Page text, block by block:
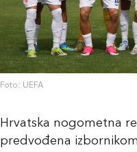
Foto: UEFA
Hrvatska nogometna
predvođena izbornikom